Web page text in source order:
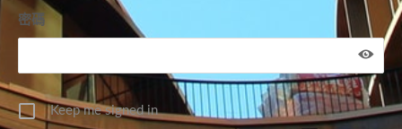
密碼
Keep me signed in